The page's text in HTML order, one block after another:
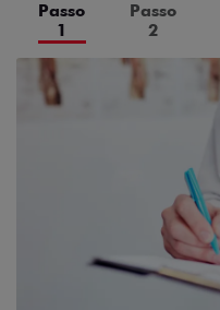
Passo
1
Passo
2